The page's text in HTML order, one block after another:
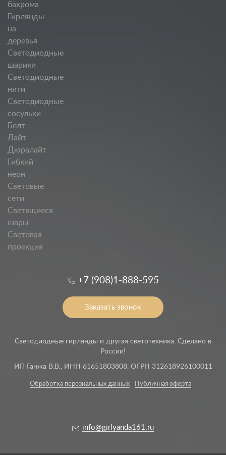
бахрома
Гирлянды
на
деревья
Светодиодные
шарики
Светодиодные
нити
Светодиодные
сосульки
Белт
Лайт
Дюралайт
Гибкий
неон
Световые
сети
Светящиеся
шары
Световая
проекция
+7 (908)1-888-595
Заказать звонок
Светодиодные гирлянды и другая светотехника. Сделано в
России!
ИП Ганжа В.В., ИНН 61651803808, ОГРН 312618926100011
Обработка персональных данных Публичная оферта
info@girlyanda161.ru